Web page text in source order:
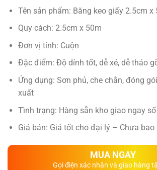
Tên sản phẩm: Băng keo giấy 2.5cm x
Quy cách: 2.5cm x 50m
Đơn vị tính: Cuộn
Đặc điểm: Độ dính tốt, dễ xé, dễ tháo
Ứng dụng: Sơn phủ, che chắn, đóng
xuất
Tình trạng: Hàng sẵn kho giao ngay
Giá bán: Giá tốt cho đại lý – Chưa bao
MUA NGAY
Gọi điện xác nhận và giao hàng